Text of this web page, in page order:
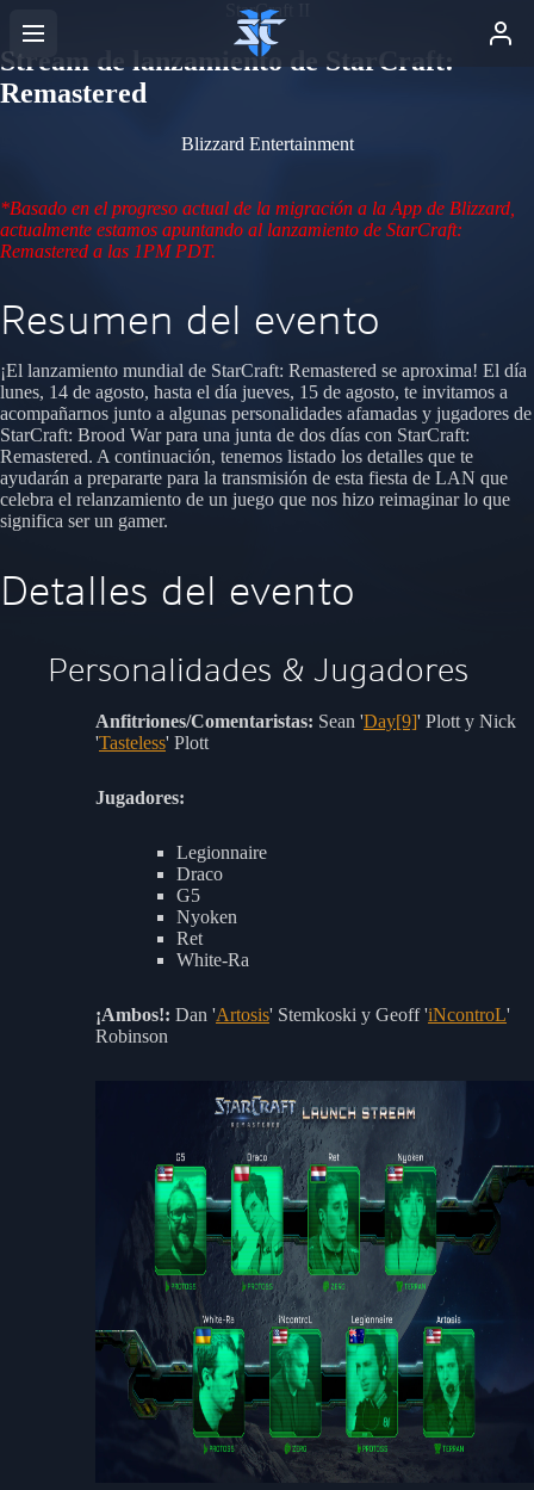
StarCraft II
Stream de lanzamiento de StarCraft:
Remastered
Blizzard Entertainment
*Basado en el progreso actual de la migración a la App de Blizzard,
actualmente estamos apuntando al lanzamiento de StarCraft:
Remastered a las 1PM PDT.
Resumen del evento
¡El lanzamiento mundial de StarCraft: Remastered se aproxima! El día
lunes, 14 de agosto, hasta el día jueves, 15 de agosto, te invitamos a
acompañarnos junto a algunas personalidades afamadas y jugadores de
StarCraft: Brood War para una junta de dos días con StarCraft:
Remastered. A continuación, tenemos listado los detalles que te
ayudarán a prepararte para la transmisión de esta fiesta de LAN que
celebra el relanzamiento de un juego que nos hizo reimaginar lo que
significa ser un gamer.
Detalles del evento
Personalidades & Jugadores
Anfitriones/Comentaristas: Sean 'Day[9]' Plott y Nick
'Tasteless' Plott
Jugadores:
Legionnaire
Draco
G5
Nyoken
Ret
White-Ra
¡Ambos!: Dan 'Artosis' Stemkoski y Geoff 'iNcontroL'
Robinson